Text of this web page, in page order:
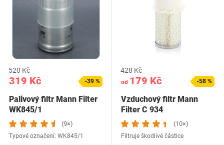
319 Kč
520 Kč
-39 %
Palivový filtr Mann Filter
WK845/1
(9×)
Typové označení: WK845/1
od 179 Kč
428 Kč
-58 %
Vzduchový filtr Mann
Filter C 934
(10×)
Filtruje škodlivé částice